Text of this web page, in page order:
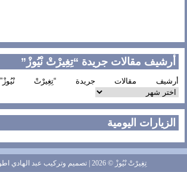
أرشيف مقالات جريدة “تِغِيرْتْ نْيُوزْ”
أرشيف مقالات جريدة “تِغِيرْتْ نْيُوزْ”
الزيارات اليومية
تِغِيرْتْ نْيُوزْ© 2026 | تصميم وتركيب عبد الهادي اطويل